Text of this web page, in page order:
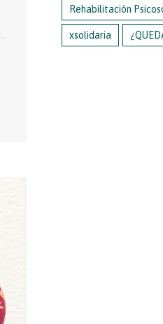
Rehabilitación
xsolidaria